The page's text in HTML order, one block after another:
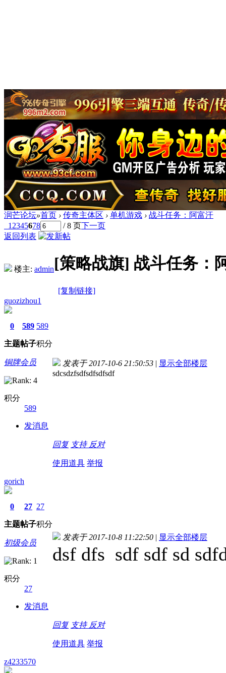
润芒论坛»首页 › 传奇主体区 › 单机游戏 › 战斗任务：阿富汗
1 2345678 / 8 页下一页
返回列表
楼主: admin[策略战旗] 战斗任务：
[复制链接]
guozizhou1
0
主题
589
帖子
589
积分
铜牌会员
积分
589
发消息
发表于 2017-10-6 21:50:53 | 显示全部楼层
sdcsdzfsdfsdfsdfsdf
回复 支持 反对
使用道具 举报
gorich
0
主题
27
帖子
27
积分
初级会员
积分
27
发消息
发表于 2017-10-8 11:22:50 | 显示全部楼层
dsf dfs sdf sdf sd
回复 支持 反对
使用道具 举报
z4233570